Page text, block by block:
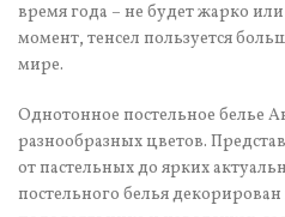
время года – не будет жарко
момент, тенсел пользуется
мире.
Однотонное постельное белье
разнообразных цветов.
от пастельных до ярких
постельного белья